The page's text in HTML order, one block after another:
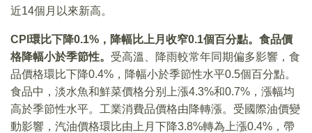
近14個月以來新高。
CPI環比下降0.1%，降幅比上月收窄0.1個百分點。食品價
格降幅小於季節性。 受高溫、降雨較常年同期偏多影響，食
品價格環比下降0.4%，降幅小於季節性水平0.5個百分點。
食品中，淡水魚和鮮菜價格分别上漲4.3%和0.7%，漲幅均
高於季節性水平。工業消費品價格由降轉漲。受國際油價變
動影響，汽油價格環比由上月下降3.8%轉為上漲0.4%，帶